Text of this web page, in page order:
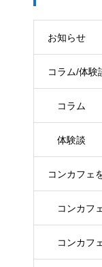
お知らせ
コラム/体験
コラム
体験談
コンカフェ
コンカフ
コンカフ